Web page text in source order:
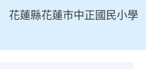
花蓮縣花蓮市中正國民小學